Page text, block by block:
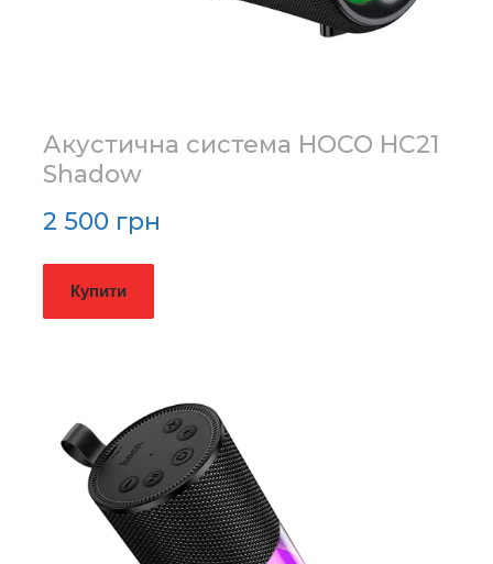
Акустична система HOCO HC21
Shadow
2 500 грн
Купити